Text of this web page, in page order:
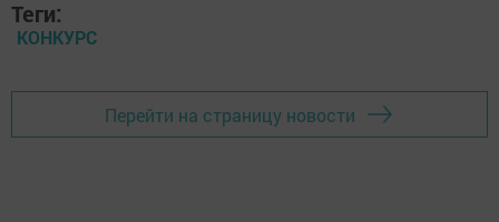
Теги:
КОНКУРС
Перейти на страницу новости